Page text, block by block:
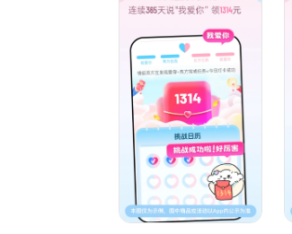
【情侣一起玩】
云宝：与TA一起培养专属“云
你画我猜：猜画猜出爱，让你
【恋爱守护】
用机记录：随时了解TA的动态
姨妈助手：精准记录生理期，
共享日程：与TA同步每一天，
情侣闹钟：异地恋也要和TA说
【互动记录】
纪念日：记录每个特别的瞬间
心情日记：两人的专属心情日
开罚单：情侣趣味罚单，轻松